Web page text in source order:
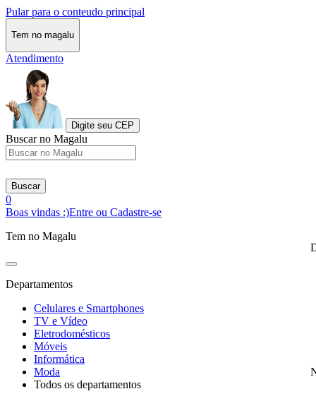
Pular para o conteudo principal
Tem no magalu
Atendimento
Digite seu CEP
Buscar no Magalu
Buscar
0
Boas vindas :)Entre ou Cadastre-se
Tem no Magalu
Departamentos
Celulares e Smartphones
TV e Vídeo
Eletrodomésticos
Móveis
Informática
Moda
Todos os departamentos